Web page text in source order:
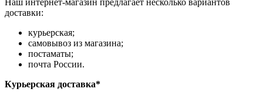
Наш интернет-магазин предлагает несколько вариантов
доставки:
курьерская;
самовывоз из магазина;
постаматы;
почта России.
Курьерская доставка*